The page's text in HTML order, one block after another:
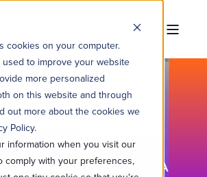
cookies on your computer.
to improve your website
more personalized
on this website and through
out more about the cookies we
Policy.
information when you visit our
comply with your preferences,PARA